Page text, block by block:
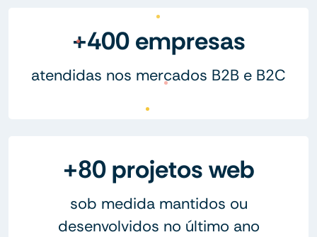
+400 empresas
atendidas nos mercados B2B e B2C
+80 projetos web
sob medida mantidos ou
desenvolvidos no último ano